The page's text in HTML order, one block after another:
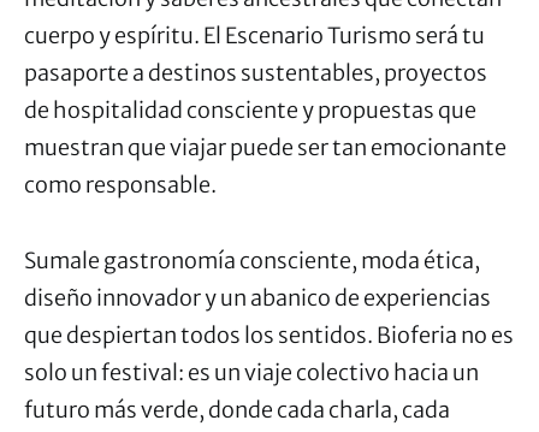
cuerpo y espíritu. El Escenario Turismo será tu
pasaporte a destinos sustentables, proyectos
de hospitalidad consciente y propuestas que
muestran que viajar puede ser tan emocionante
como responsable.
Sumale gastronomía consciente, moda ética,
diseño innovador y un abanico de experiencias
que despiertan todos los sentidos. Bioferia no es
solo un festival: es un viaje colectivo hacia un
futuro más verde, donde cada charla, cada